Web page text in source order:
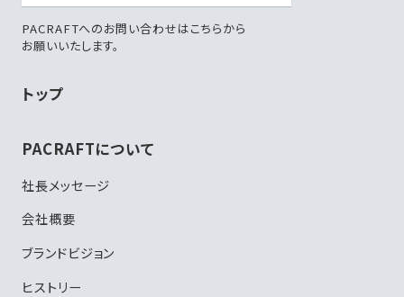
PACRAFTへのお問い合わせはこちらから
お願いいたします。
トップ
PACRAFTについて
社長メッセージ
会社概要
ブランドビジョン
ヒストリー